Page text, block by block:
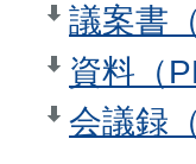
議案書
資料（
会議録